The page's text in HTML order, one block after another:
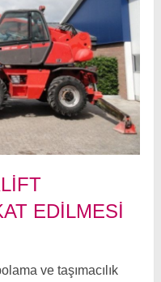
EDILMESI
ve taşımacılık